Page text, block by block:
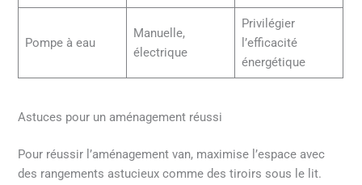
Pompe à eau
Manuelle,
électrique
Privilégier
l’efficacité
énergétique
Astuces pour un aménagement réussi
Pour réussir l’aménagement van, maximise l’espace avec
des rangements astucieux comme des tiroirs sous le lit.